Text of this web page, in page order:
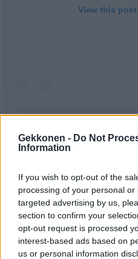
Gekkonen - Do Not
Information
If you wish to opt-out of the
processing of your personal
targeted advertising by us,
section to confirm your
opt-out request is processed
interest-based ads based on
us or personal information
View this
Seuraa Gekkosta